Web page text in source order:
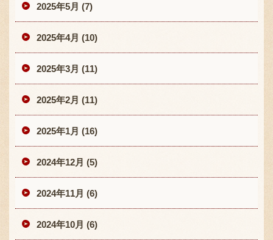
2025年5月 (7)
2025年4月 (10)
2025年3月 (11)
2025年2月 (11)
2025年1月 (16)
2024年12月 (5)
2024年11月 (6)
2024年10月 (6)